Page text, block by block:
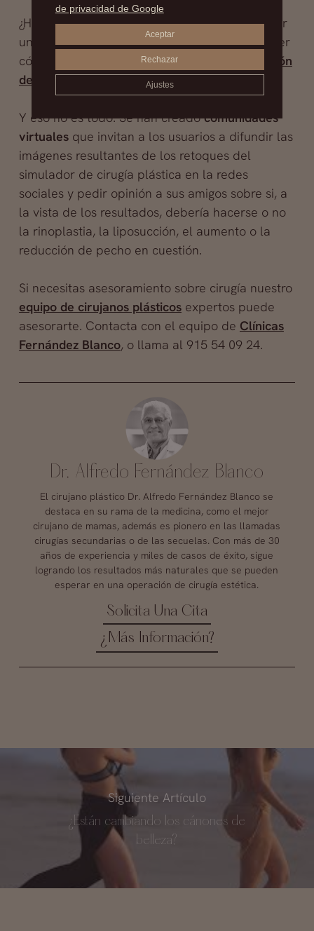
¿Habías pensado alguna vez que podías utilizar
un simulador de aumento de senos? Puedes ver
cómo sería tu
antes y después de una operación
de pechopreviamente a entrar en quirófano.
Y eso no es todo. Se han creadocomunidades
virtualesque invitan a los usuarios a difundir las
imágenes resultantes de los retoques del
simulador de cirugía plástica en la redes
sociales y pedir opinión a sus amigos sobre si, a
la vista de los resultados, debería hacerse o no
la rinoplastia, la liposucción, el aumento o la
reducción de pecho en cuestión.
Si necesitas asesoramiento sobre cirugía nuestro
equipo de cirujanos plásticosexpertos puede
asesorarte. Contacta con el equipo de Clínicas
Fernández Blanco, o llama al 915 54 09 24.
Dr. Alfredo Fernández Blanco
El cirujano plástico Dr. Alfredo Fernández Blanco se
destaca en su rama de la medicina, como el mejor
cirujano de mamas, además es pionero en las llamadas
cirugías secundarias o de las secuelas. Con más de 30
años de experiencia y miles de casos de éxito, sigue
logrando los resultados más naturales que se pueden
esperar en una operación de cirugía estética.
Solicita Una Cita
¿Más Información?
Siguiente Artículo
¿Están cambiando los cánones de
belleza?
de privacidad de Google
Aceptar
Rechazar
Ajustes